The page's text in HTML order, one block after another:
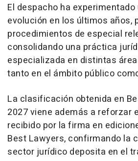
El despacho ha experimentado
evolución en los últimos años,
procedimientos de especial
consolidando una práctica
especializada en distintas
tanto en el ámbito público
La clasificación obtenida en
2027 viene además a reforzar
recibido por la firma en
Best Lawyers, confirmando la
sector jurídico deposita en el